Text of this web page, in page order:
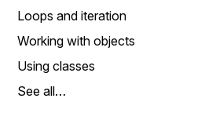
Loops and iteration
Working with objects
Using classes
See all…